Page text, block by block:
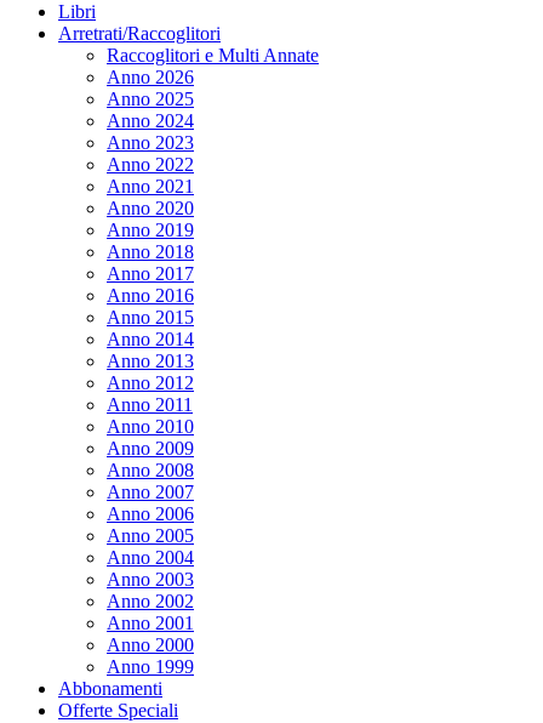
Libri
Arretrati/Raccoglitori
Raccoglitori e Multi Annate
Anno 2026
Anno 2025
Anno 2024
Anno 2023
Anno 2022
Anno 2021
Anno 2020
Anno 2019
Anno 2018
Anno 2017
Anno 2016
Anno 2015
Anno 2014
Anno 2013
Anno 2012
Anno 2011
Anno 2010
Anno 2009
Anno 2008
Anno 2007
Anno 2006
Anno 2005
Anno 2004
Anno 2003
Anno 2002
Anno 2001
Anno 2000
Anno 1999
Abbonamenti
Offerte Speciali